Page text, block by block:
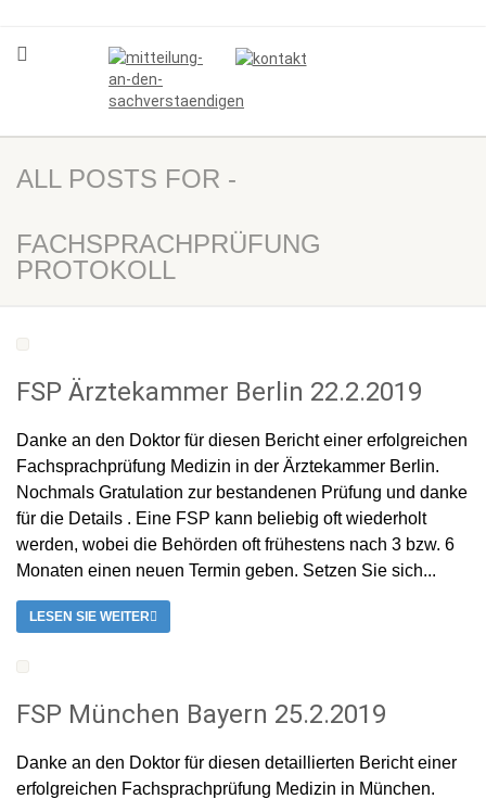
ALL POSTS FOR -
FACHSPRACHPRÜFUNG
PROTOKOLL
FSP Ärztekammer Berlin 22.2.2019
Danke an den Doktor für diesen Bericht einer erfolgreichen
Fachsprachprüfung Medizin in der Ärztekammer Berlin.
Nochmals Gratulation zur bestandenen Prüfung und danke
für die Details . Eine FSP kann beliebig oft wiederholt
werden, wobei die Behörden oft frühestens nach 3 bzw. 6
Monaten einen neuen Termin geben. Setzen Sie sich...
LESEN SIE WEITER
FSP München Bayern 25.2.2019
Danke an den Doktor für diesen detaillierten Bericht einer
erfolgreichen Fachsprachprüfung Medizin in München.